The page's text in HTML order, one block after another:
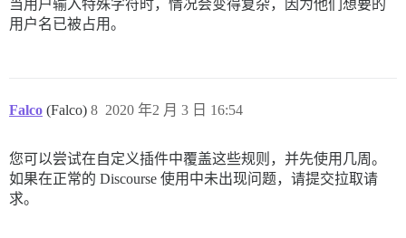
当用户输入特殊字符时，情况会变得复杂，因为他们想要的
用户名已被占用。
Falco (Falco) 2020 年2 月 3 日 16:54
8
您可以尝试在自定义插件中覆盖这些规则，并先使用几周。
如果在正常的 Discourse 使用中未出现问题，请提交拉取请
求。